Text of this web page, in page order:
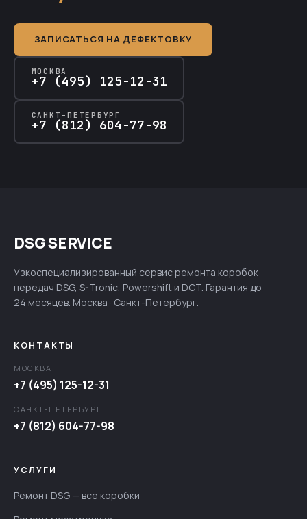
ЗАПИСАТЬСЯ НА ДЕФЕКТОВКУ
МОСКВА
+7 (495) 125-12-31
САНКТ-ПЕТЕРБУРГ
+7 (812) 604-77-98
DSG SERVICE
Узкоспециализированный сервис ремонта коробок
передач DSG, S-Tronic, Powershift и DCT. Гарантия до
24 месяцев. Москва · Санкт-Петербург.
КОНТАКТЫ
МОСКВА
+7 (495) 125-12-31
САНКТ-ПЕТЕРБУРГ
+7 (812) 604-77-98
УСЛУГИ
Ремонт DSG — все коробки